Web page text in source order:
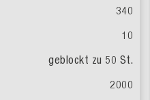
340
10
geblockt zu 50 St.
2000